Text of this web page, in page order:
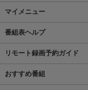
マイメニュー
番組表ヘルプ
リモート録画予約ガイド
おすすめ番組